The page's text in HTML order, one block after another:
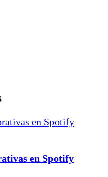
en Spotify